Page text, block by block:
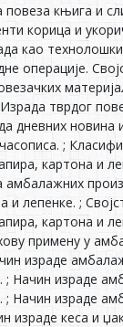
повеза књига и
корица и
као
операције.
тврдог
дневних новина
;
картона и
амбалажних
и лепенке. ;
картона и
примену у
израде
; Начин израде
; Начин израде
израде кеса и